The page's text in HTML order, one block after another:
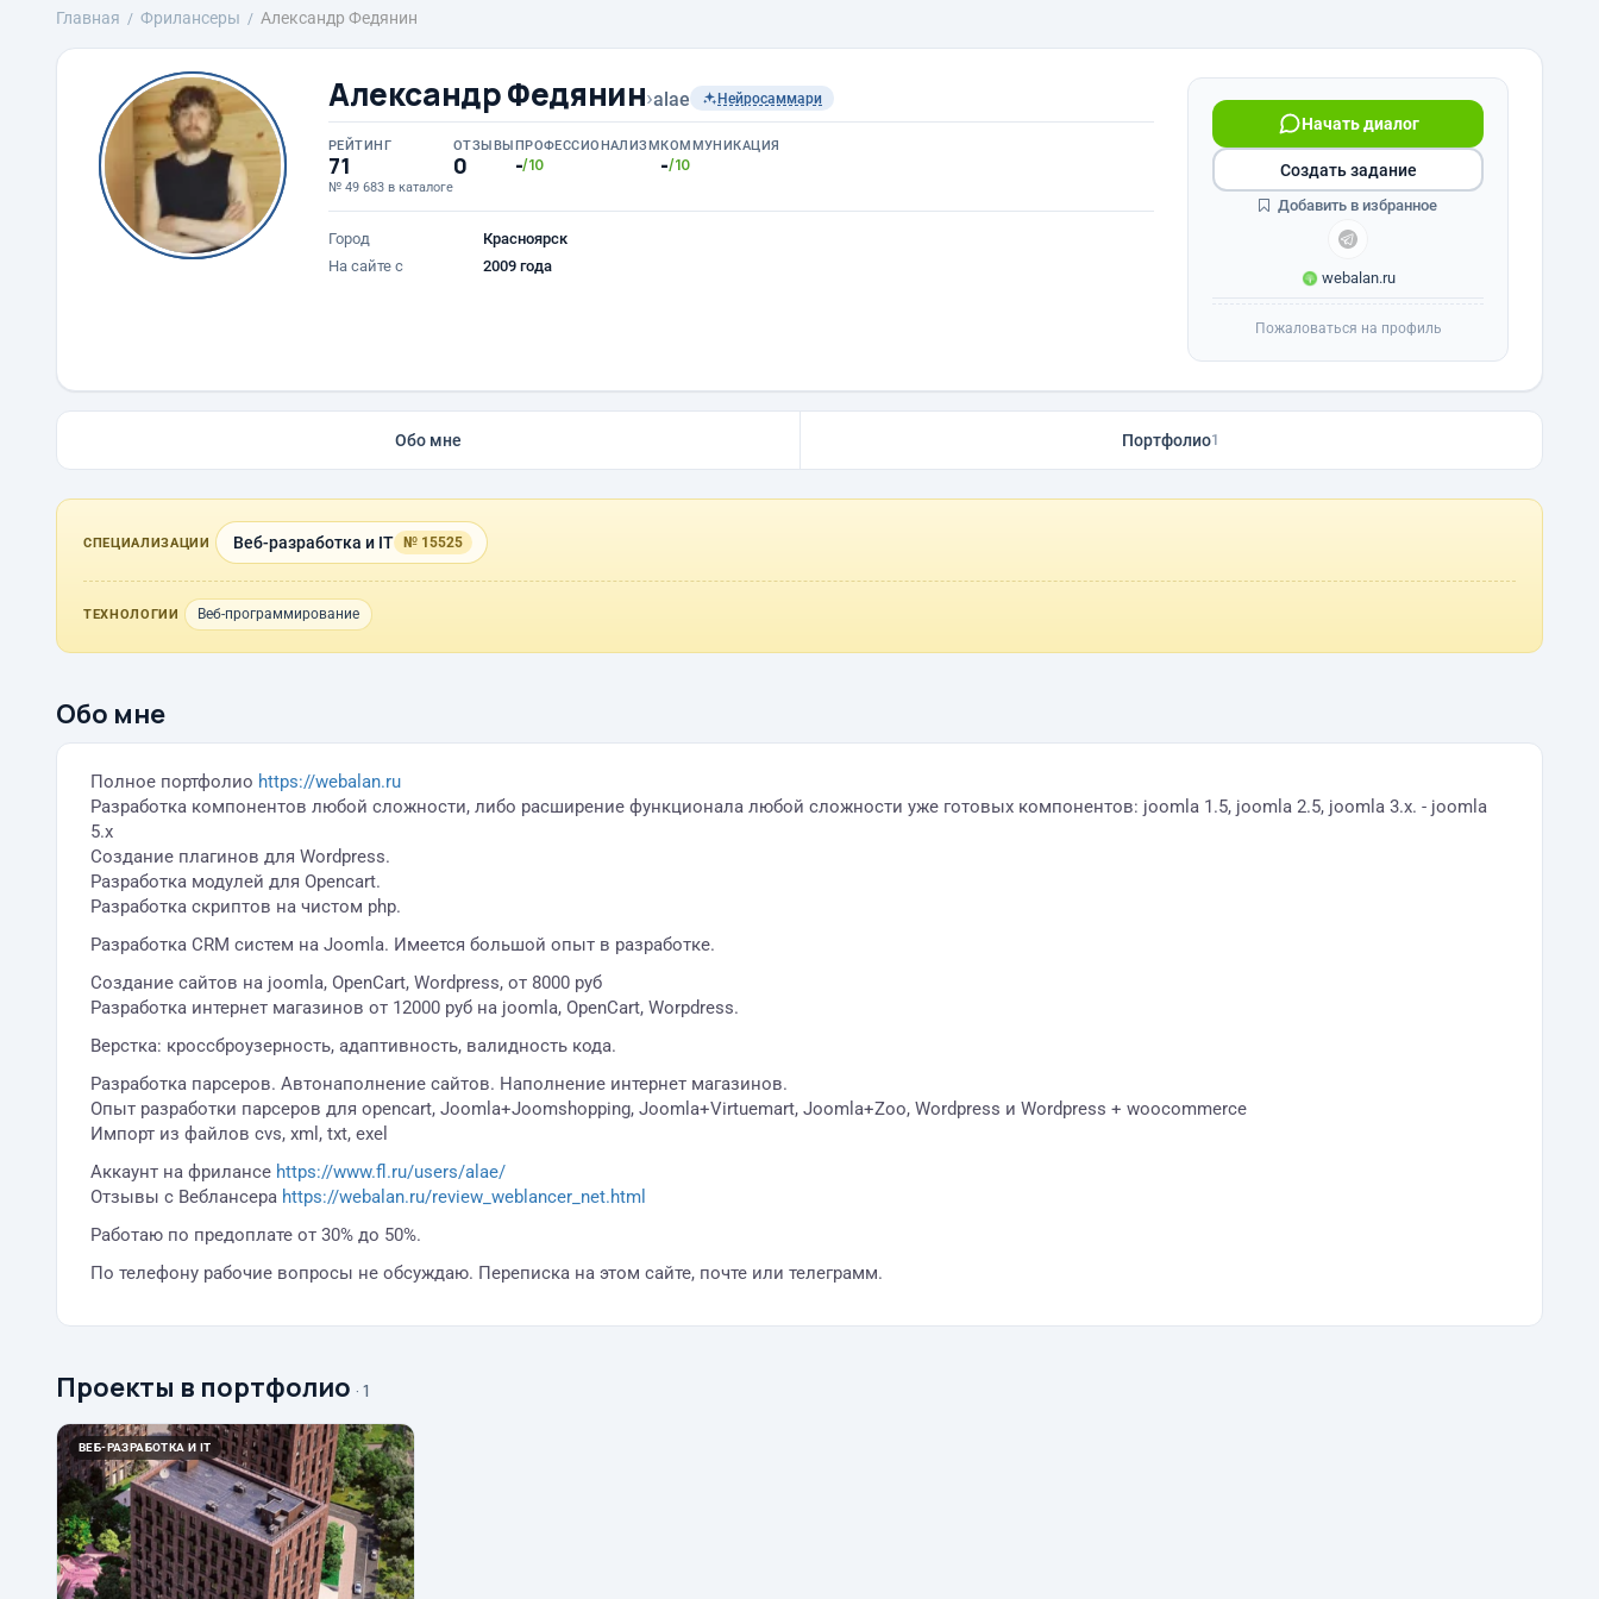
Главная Фрилансеры Александр Федянин
Александр Федянин›alae Нейросаммари
РЕЙТИНГ
71
№ 49 683 в каталоге
ОТЗЫВЫ
0
ПРОФЕССИОНАЛИЗМ
-/10
КОММУНИКАЦИЯ
-/10
Город
Красноярск
На сайте с
2009 года
Начать диалог
webalan.ru
Создать задание
Добавить в избранное
Пожаловаться на профиль
Обо мне Портфолио1
СПЕЦИАЛИЗАЦИИ Веб-разработка и IT № 15525
ТЕХНОЛОГИИ Веб-программирование
Обо мне
Полное портфолио https://webalan.ru
Разработка компонентов любой сложности, либо расширение функционала любой сложности уже готовых компонентов: joomla 1.5, joomla 2.5, joomla 3.x. - joomla
5.x
Создание плагинов для Wordpress.
Разработка модулей для Opencart.
Разработка скриптов на чистом php.
Разработка CRM систем на Joomla. Имеется большой опыт в разработке.
Создание сайтов на joomla, OpenCart, Wordpress, от 8000 руб
Разработка интернет магазинов от 12000 руб на joomla, OpenCart, Worpdress.
Верстка: кроссброузерность, адаптивность, валидность кода.
Разработка парсеров. Автонаполнение сайтов. Наполнение интернет магазинов.
Опыт разработки парсеров для opencart, Joomla+Joomshopping, Joomla+Virtuemart, Joomla+Zoo, Wordpress и Wordpress + woocommerce
Импорт из файлов cvs, xml, txt, exel
Аккаунт на фрилансе https://www.fl.ru/users/alae/
Отзывы с Веблансера https://webalan.ru/review_weblancer_net.html
Работаю по предоплате от 30% до 50%.
По телефону рабочие вопросы не обсуждаю. Переписка на этом сайте, почте или телеграмм.
Проекты в портфолио · 1
ВЕБ-РАЗРАБОТКА И IT